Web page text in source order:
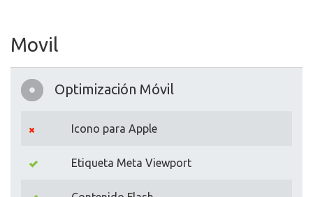
Movil
Optimización Móvil
Icono para Apple
Etiqueta Meta Viewport